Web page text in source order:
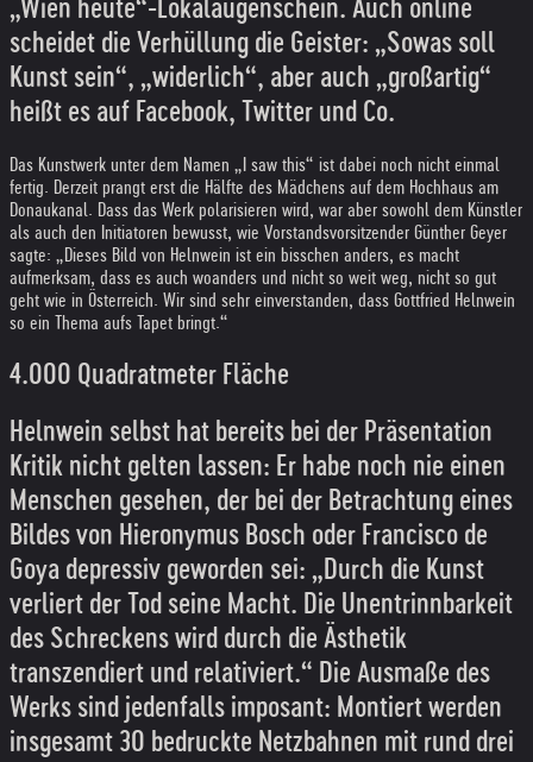
„Wien heute“-Lokalaugenschein. Auch online
scheidet die Verhüllung die Geister: „Sowas soll
Kunst sein“, „widerlich“, aber auch „großartig“
heißt es auf Facebook, Twitter und Co.
Das Kunstwerk unter dem Namen „I saw this“ ist dabei noch nicht einmal
fertig. Derzeit prangt erst die Hälfte des Mädchens auf dem Hochhaus am
Donaukanal. Dass das Werk polarisieren wird, war aber sowohl dem Künstler
als auch den Initiatoren bewusst, wie Vorstandsvorsitzender Günther Geyer
sagte: „Dieses Bild von Helnwein ist ein bisschen anders, es macht
aufmerksam, dass es auch woanders und nicht so weit weg, nicht so gut
geht wie in Österreich. Wir sind sehr einverstanden, dass Gottfried Helnwein
so ein Thema aufs Tapet bringt.“
4.000 Quadratmeter Fläche
Helnwein selbst hat bereits bei der Präsentation
Kritik nicht gelten lassen: Er habe noch nie einen
Menschen gesehen, der bei der Betrachtung eines
Bildes von Hieronymus Bosch oder Francisco de
Goya depressiv geworden sei: „Durch die Kunst
verliert der Tod seine Macht. Die Unentrinnbarkeit
des Schreckens wird durch die Ästhetik
transzendiert und relativiert.“ Die Ausmaße des
Werks sind jedenfalls imposant: Montiert werden
insgesamt 30 bedruckte Netzbahnen mit rund drei